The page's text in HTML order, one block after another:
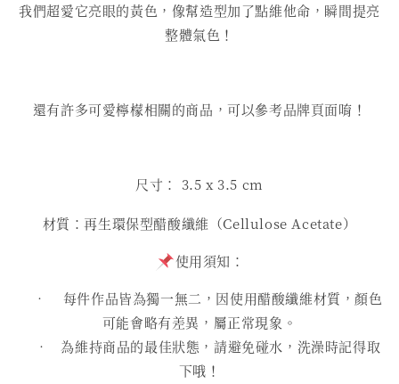
我們超愛它亮眼的黃色，像幫造型加了點維他命，瞬間提亮
整體氣色！
還有許多可愛檸檬相關的商品，可以參考品牌頁面唷！
尺寸： 3.5 x 3.5 cm
材質：再生環保型醋酸纖維（Cellulose Acetate）
使用須知：
• 每件作品皆為獨一無二，因使用醋酸纖維材質，顏色
可能會略有差異，屬正常現象。
• 為維持商品的最佳狀態，請避免碰水，洗澡時記得取
下哦！